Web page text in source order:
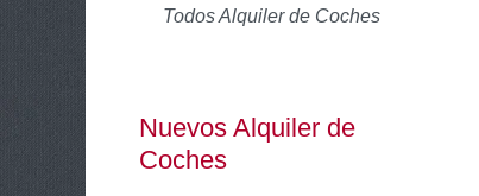
Todos Alquiler de Coches
Nuevos Alquiler de
Coches